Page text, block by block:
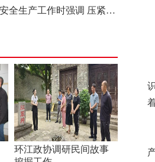
孙大伟到南宁督导检查安全生产工作时强调 压紧压实责任 狠抓隐患整治 坚决筑牢安全生产防线
环江政协调研民间故事